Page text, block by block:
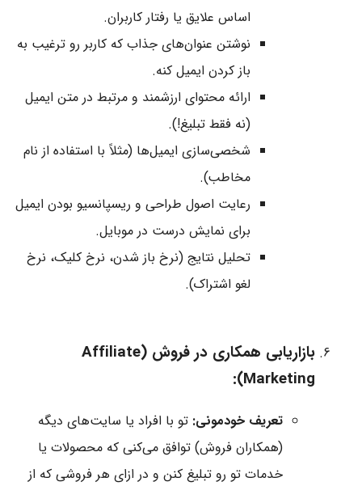
اساس علایق یا رفتار کاربران.
نوشتن عنوان‌های جذاب که کاربر رو ترغیب به
باز کردن ایمیل کنه.
ارائه محتوای ارزشمند و مرتبط در متن ایمیل
(نه فقط تبلیغ!).
شخصی‌سازی ایمیل‌ها (مثلاً با استفاده از نام
مخاطب).
رعایت اصول طراحی و ریسپانسیو بودن ایمیل
برای نمایش درست در موبایل.
تحلیل نتایج (نرخ باز شدن، نرخ کلیک، نرخ
لغو اشتراک).
بازاریابی همکاری در فروش (Affiliate
Marketing):
تعریف خودمونی: تو با افراد یا سایت‌های دیگه
(همکاران فروش) توافق می‌کنی که محصولات یا
خدمات تو رو تبلیغ کنن و در ازای هر فروشی که از